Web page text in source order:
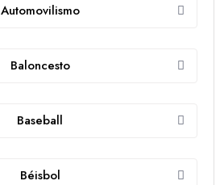
Automovilismo
Baloncesto
Baseball
Béisbol